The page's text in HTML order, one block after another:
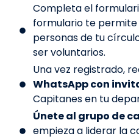
Completa el
formulario te
personas de tu
ser voluntarios.
Una vez registrado,
WhatsApp con
Capitanes en tu
Únete al grupo de
empieza a liderar la